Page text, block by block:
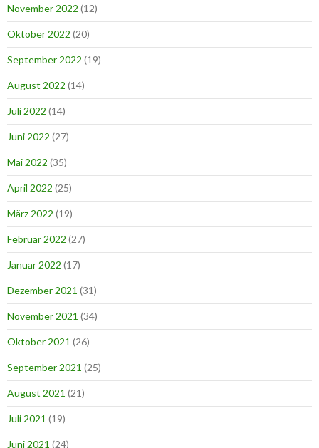
November 2022 (12)
Oktober 2022 (20)
September 2022 (19)
August 2022 (14)
Juli 2022 (14)
Juni 2022 (27)
Mai 2022 (35)
April 2022 (25)
März 2022 (19)
Februar 2022 (27)
Januar 2022 (17)
Dezember 2021 (31)
November 2021 (34)
Oktober 2021 (26)
September 2021 (25)
August 2021 (21)
Juli 2021 (19)
Juni 2021 (24)